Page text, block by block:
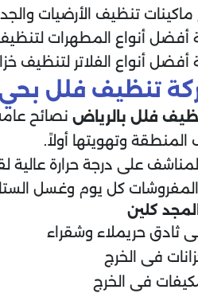
تنظيف الأرضيات
أنواع المطهرات لتنظيف
أنواع الفلاتر لتنظيف
تنظيف فلل
فلل بالرياض نصائح
وتهويتها أولاً.
على درجة حرارة عالية
كل يوم وغسل
كلين
ثادق حريملاء وشقراء
فى الخرج
فى الخرج